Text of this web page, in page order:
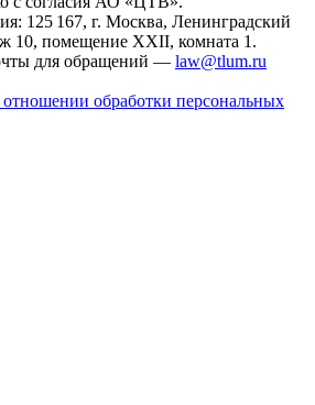
125 167, г. Москва, Ленинградский
10, помещение XXII, комната 1.
для обращений — law@tlum.ru
обработки персональных